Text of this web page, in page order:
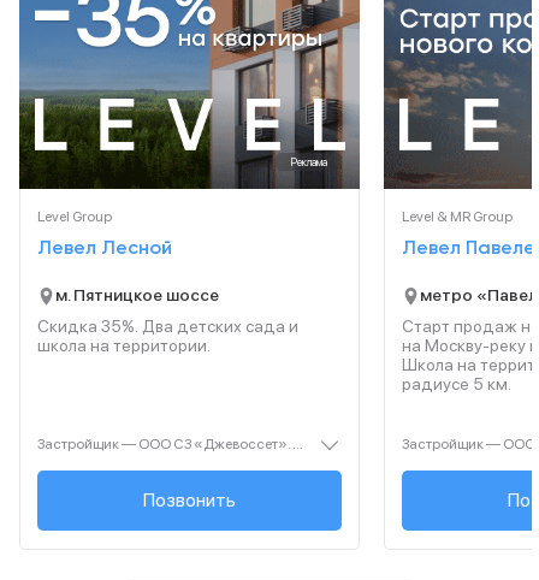
Реклама
Level Group
Левел Лесной
м. Пятницкое шоссе
Скидка 35%. Два детских сада и
школа на территории.
Застройщик — ООО СЗ «Джевоссет». Проектная декларация — наш.дом.рф. Акция до 28.02.2026. Не оферта. Подробности — Level.ru
+7 (495) 461-27-...
Позвонить
Level & MR Group
Левел
метро
Старт продаж
на Москву-реку
Школа на
радиусе 5 км.
+7